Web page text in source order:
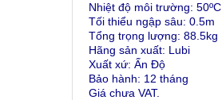
Nhiệt độ môi trường: 50ºC
Tối thiểu ngập sâu: 0.5m
Tổng trọng lượng: 88.5kg
Hãng sản xuất: Lubi
Xuất xứ: Ấn Độ
Bảo hành: 12 tháng
Giá chưa VAT.